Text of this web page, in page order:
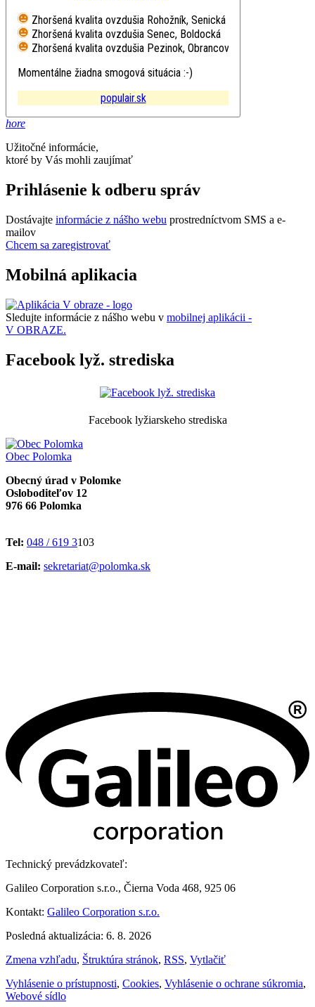
Zhoršená kvalita ovzdušia Rohožník, Senická
Zhoršená kvalita ovzdušia Senec, Boldocká
Zhoršená kvalita ovzdušia Pezinok, Obrancov mieru
Momentálne žiadna smogová situácia :-)
populair.sk
hore
Užitočné informácie,
ktoré by Vás mohli zaujímať
Prihlásenie k odberu správ
Dostávajte informácie z nášho webu prostredníctvom SMS a e-
mailov
Chcem sa zaregistrovať
Mobilná aplikacia
Sledujte informácie z nášho webu v mobilnej aplikácii -
V OBRAZE.
Facebook lyž. strediska
Facebook lyžiarskeho strediska
Obec Polomka
Obecný úrad v Polomke
Osloboditeľov 12
976 66 Polomka
Tel: 048 / 619 3103
E-mail: sekretariat@polomka.sk
Technický prevádzkovateľ:
Galileo Corporation s.r.o., Čierna Voda 468, 925 06
Kontakt: Galileo Corporation s.r.o.
Posledná aktualizácia: 6. 8. 2026
Zmena vzhľadu, Štruktúra stránok, RSS, Vytlačiť
Vyhlásenie o prístupnosti, Cookies, Vyhlásenie o ochrane súkromia,
Webové sídlo